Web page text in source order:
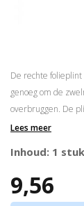
De rechte
genoeg om de
overbruggen. De
kabelgoot. De
Prijs is per
niet nodig is
Bijpassende
Lees meer
Inhoud: 1
9,56